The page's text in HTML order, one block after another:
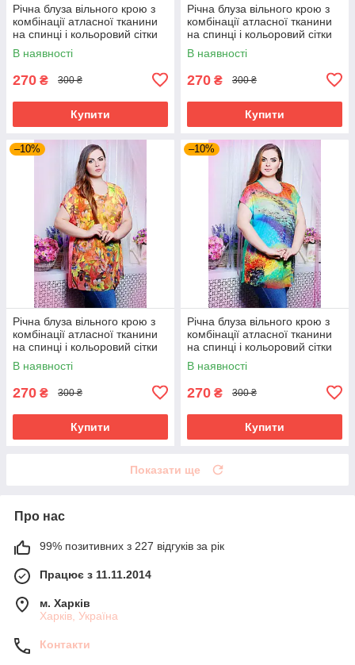
Річна блуза вільного крою з
комбінації атласної тканини
на спинці і кольоровий сітки
великого розміру 52-62
В наявності
270 ₴ 300 ₴
Купити
Річна блуза вільного крою з
комбінації атласної тканини
на спинці і кольоровий сітки
великого розміру 52-62
В наявності
270 ₴ 300 ₴
Купити
–10%
Річна блуза вільного крою з
комбінації атласної тканини
на спинці і кольоровий сітки
великого розміру 52-62
В наявності
270 ₴ 300 ₴
Купити
–10%
Річна блуза вільного крою з
комбінації атласної тканини
на спинці і кольоровий сітки
великого розміру 52-60
В наявності
270 ₴ 300 ₴
Купити
Показати ще
Про нас
99% позитивних з 227 відгуків за рік
Працює з 11.11.2014
м. Харків
Харків, Україна
Контакти